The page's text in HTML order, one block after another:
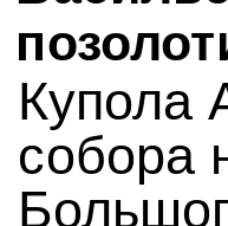
Купола
собора